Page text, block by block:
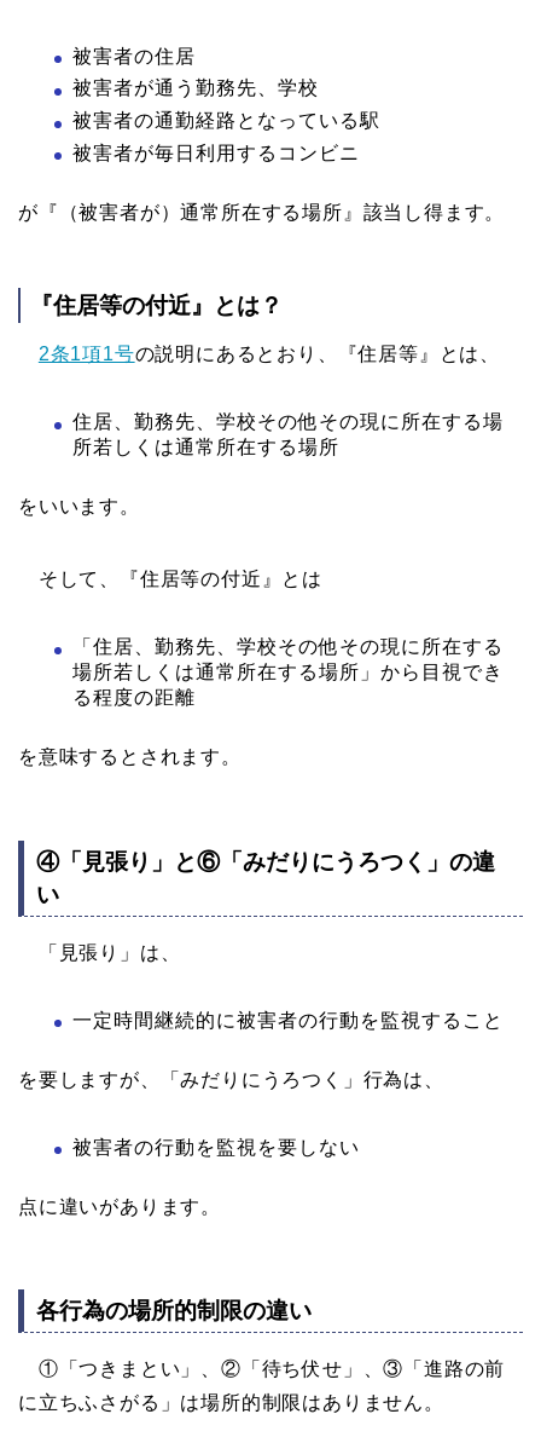
被害者の住居
被害者が通う勤務先、学校
被害者の通勤経路となっている駅
被害者が毎日利用するコンビニ
が『（被害者が）通常所在する場所』該当し得ます。
『住居等の付近』とは？
2条1項1号の説明にあるとおり、『住居等』とは、
住居、勤務先、学校その他その現に所在する場
所若しくは通常所在する場所
をいいます。
そして、『住居等の付近』とは
「住居、勤務先、学校その他その現に所在する
場所若しくは通常所在する場所」から目視でき
る程度の距離
を意味するとされます。
④「見張り」と⑥「みだりにうろつく」の違
い
「見張り」は、
一定時間継続的に被害者の行動を監視すること
を要しますが、「みだりにうろつく」行為は、
被害者の行動を監視を要しない
点に違いがあります。
各行為の場所的制限の違い
①「つきまとい」、②「待ち伏せ」、③「進路の前
に立ちふさがる」は場所的制限はありません。